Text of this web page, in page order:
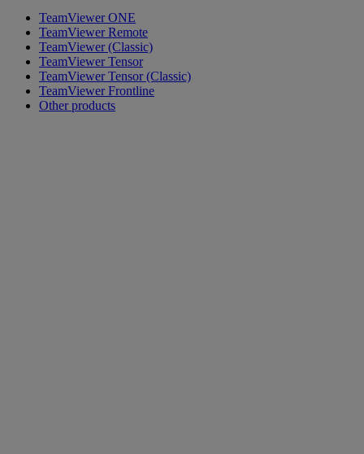
TeamViewer ONE
TeamViewer Remote
TeamViewer (Classic)
TeamViewer Tensor
TeamViewer Tensor (Classic)
TeamViewer Frontline
Other products